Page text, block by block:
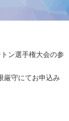
ン選手権大会の参
厳守にてお申込み